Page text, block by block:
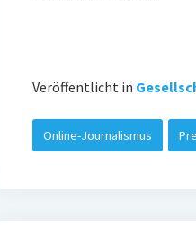
Veröffentlicht in
Online-Journalismus